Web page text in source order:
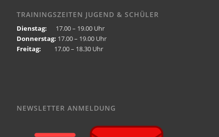
TRAININGSZEITEN JUGEND & SCHÜLER
Dienstag: 17.00 – 19.00 Uhr
Donnerstag: 17.00 – 19.00 Uhr
Freitag: 17.00 – 18.30 Uhr
NEWSLETTER ANMELDUNG